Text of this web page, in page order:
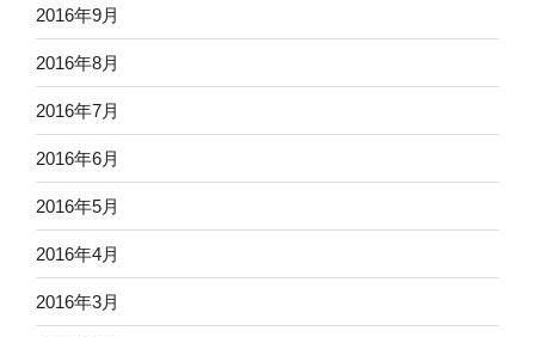
2016年9月
2016年8月
2016年7月
2016年6月
2016年5月
2016年4月
2016年3月